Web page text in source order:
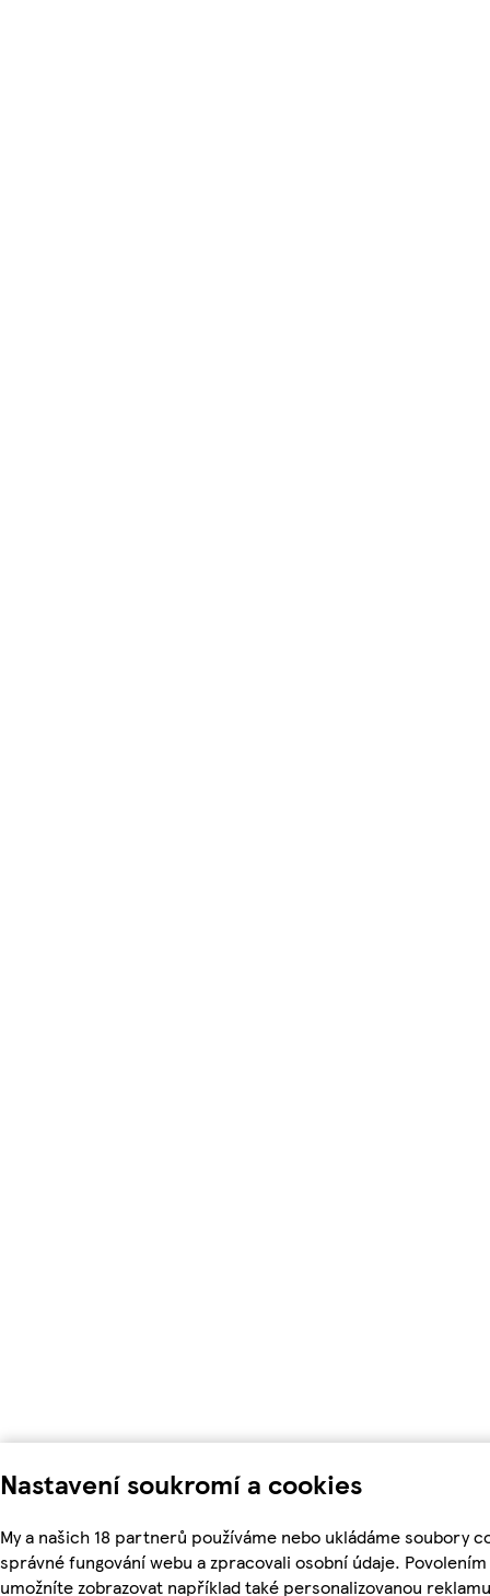
Nastavení soukromí a cookies
My a našich 18 partnerů používáme nebo ukládáme soubory
správné fungování webu a zpracovali osobní údaje.
umožníte zobrazovat například také personalizovanou